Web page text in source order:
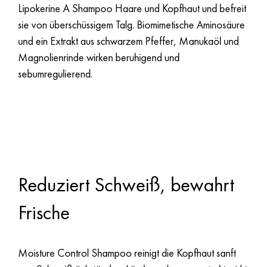
Lipokerine A Shampoo Haare und Kopfhaut und befreit
sie von überschüssigem Talg. Biomimetische Aminosäure
und ein Extrakt aus schwarzem Pfeffer, Manukaöl und
Magnolienrinde wirken beruhigend und
sebumregulierend.
Reduziert Schweiß, bewahrt
Frische
Moisture Control Shampoo reinigt die Kopfhaut sanft